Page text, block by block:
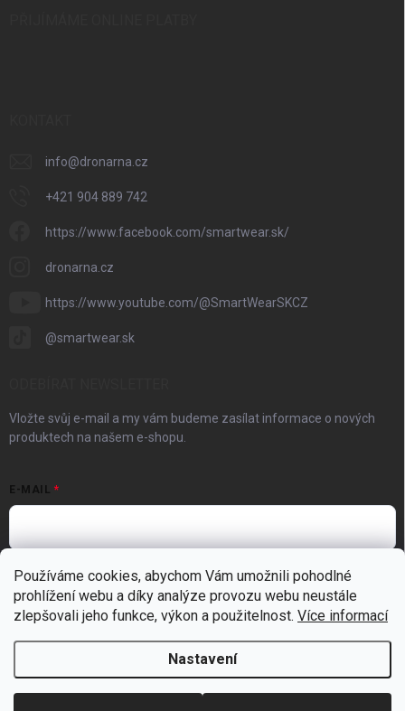
Používáme cookies, abychom Vám umožnili pohodlné
prohlížení webu a díky analýze provozu webu neustále
zlepšovali jeho funkce, výkon a použitelnost. Více informací
Nastavení
info@dronarna.cz
+421 904 889 742
https://www.facebook.com/smartwear.sk/
dronarna.cz
https://www.youtube.com/@SmartWearSKCZ
@smartwear.sk
Vložte svůj e-mail a my vám budeme zasílat informace o nových
produktech na našem e-shopu.
E-MAIL
Vložením e-mailu souhlasíte spodmínkami ochrany osobních údajů
Přihlásit se
Copyright 2026Dronárna - Eshop. Všechna práva vyhrazena.Upravit